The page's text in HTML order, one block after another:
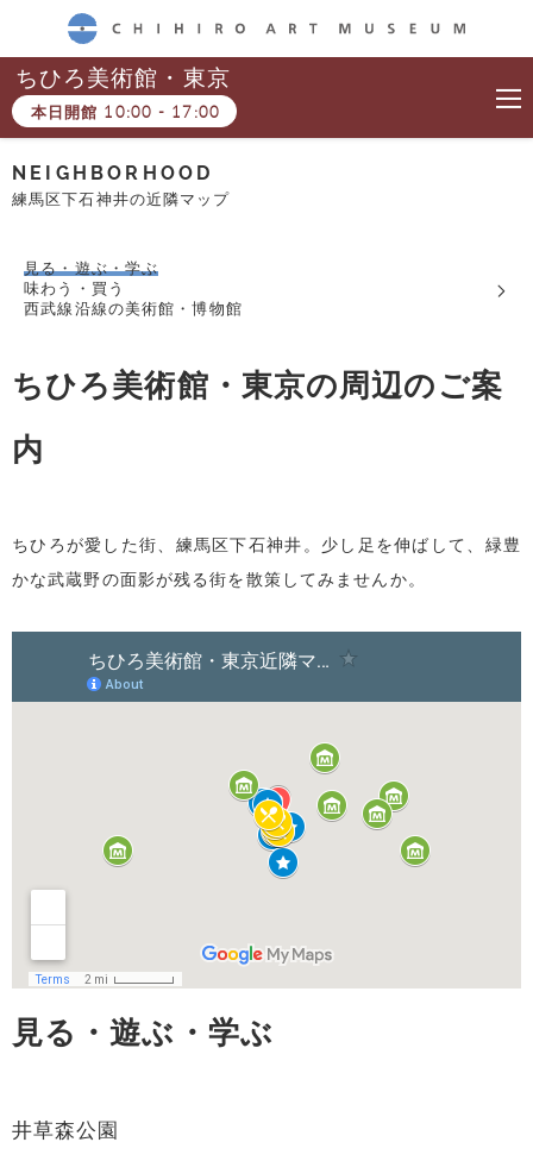
CHIHIRO ART MUSEUM
ちひろ美術館・東京
本日開館 10:00 - 17:00
NEIGHBORHOOD
練馬区下石神井の近隣マップ
見る・遊ぶ・学ぶ
味わう・買う
西武線沿線の美術館・博物館
ちひろ美術館・東京の周辺のご案
内
ちひろが愛した街、練馬区下石神井。少し足を伸ばして、緑豊
かな武蔵野の面影が残る街を散策してみませんか。
見る・遊ぶ・学ぶ
井草森公園